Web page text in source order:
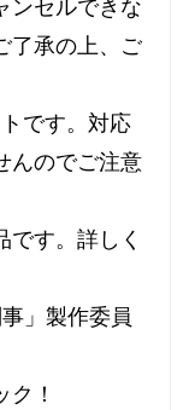
ンセルできな
了承の上、ご
です。対応
んのでご注意
です。詳しく
」製作委員
！